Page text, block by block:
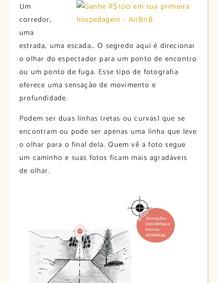
Um
corredor,
uma
estrada, uma escada… O segredo aqui é direcionar
o olhar do espectador para um ponto de encontro
ou um ponto de fuga. Esse tipo de fotografia
oferece uma sensação de movimento e
profundidade.
Podem ser duas linhas (retas ou curvas) que se
encontram ou pode ser apenas uma linha que leve
o olhar para o final dela. Quem vê a foto segue
um caminho e suas fotos ficam mais agradáveis
de olhar.